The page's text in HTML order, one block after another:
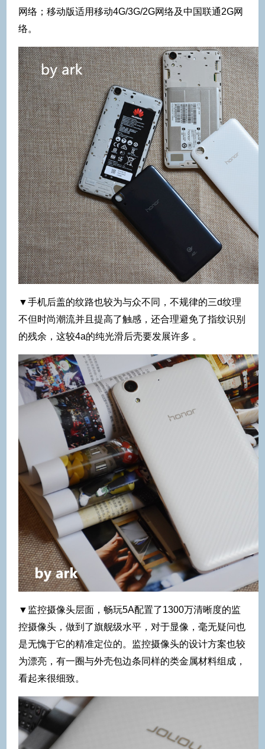
网络；移动版适用移动4G/3G/2G网络及中国联通2G网
络。
▼手机后盖的纹路也较为与众不同，不规律的三d纹理
不但时尚潮流并且提高了触感，还合理避免了指纹识别
的残余，这较4a的纯光滑后壳要发展许多 。
▼监控摄像头层面，畅玩5A配置了1300万清晰度的监
控摄像头，做到了旗舰级水平，对于显像，毫无疑问也
是无愧于它的精准定位的。监控摄像头的设计方案也较
为漂亮，有一圈与外壳包边条同样的类金属材料组成，
看起来很细致。